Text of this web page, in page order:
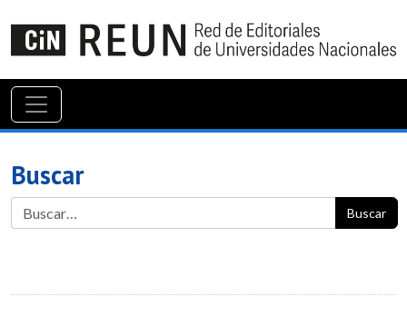
Buscar
Buscar